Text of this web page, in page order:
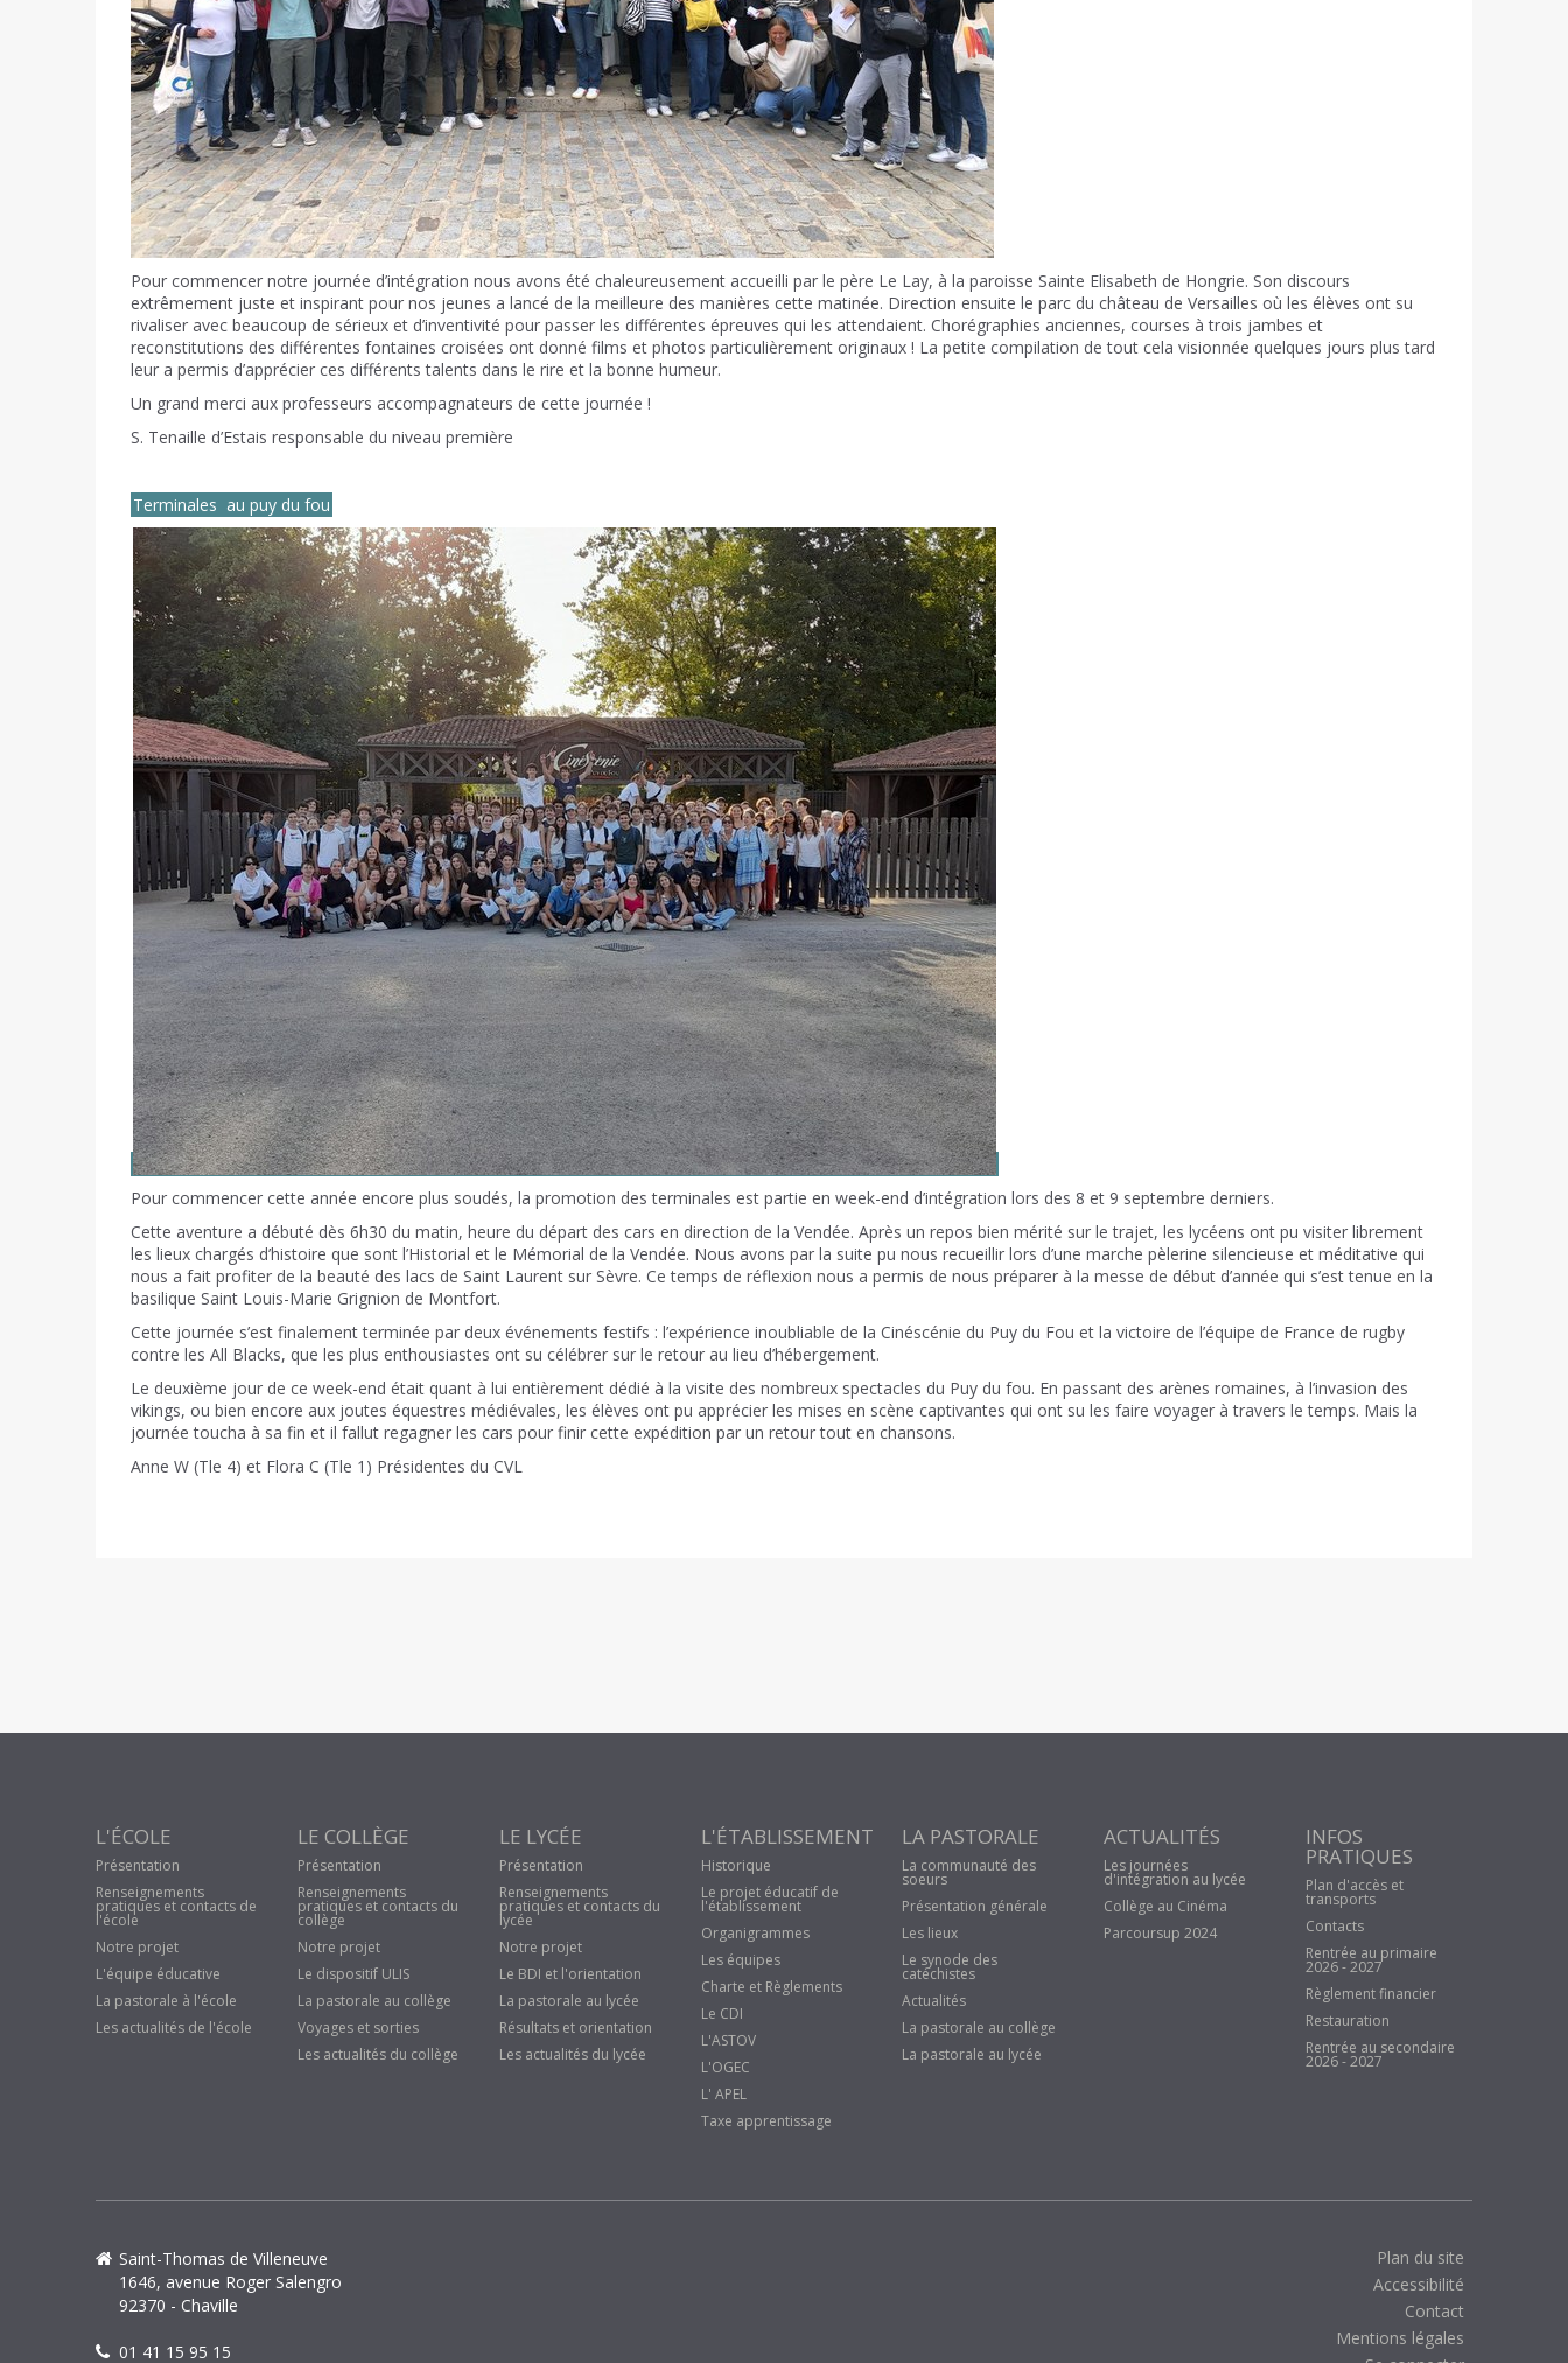
Pour commencer notre journée d’intégration nous avons été chaleureusement accueilli par le père Le Lay, à la paroisse Sainte Elisabeth de Hongrie. Son discours
extrêmement juste et inspirant pour nos jeunes a lancé de la meilleure des manières cette matinée. Direction ensuite le parc du château de Versailles où les élèves ont su
rivaliser avec beaucoup de sérieux et d’inventivité pour passer les différentes épreuves qui les attendaient. Chorégraphies anciennes, courses à trois jambes et
reconstitutions des différentes fontaines croisées ont donné films et photos particulièrement originaux ! La petite compilation de tout cela visionnée quelques jours plus tard
leur a permis d’apprécier ces différents talents dans le rire et la bonne humeur.
Un grand merci aux professeurs accompagnateurs de cette journée !
S. Tenaille d’Estais responsable du niveau première
Terminales au puy du fou
Pour commencer cette année encore plus soudés, la promotion des terminales est partie en week-end d’intégration lors des 8 et 9 septembre derniers.
Cette aventure a débuté dès 6h30 du matin, heure du départ des cars en direction de la Vendée. Après un repos bien mérité sur le trajet, les lycéens ont pu visiter librement
les lieux chargés d’histoire que sont l’Historial et le Mémorial de la Vendée. Nous avons par la suite pu nous recueillir lors d’une marche pèlerine silencieuse et méditative qui
nous a fait profiter de la beauté des lacs de Saint Laurent sur Sèvre. Ce temps de réflexion nous a permis de nous préparer à la messe de début d’année qui s’est tenue en la
basilique Saint Louis-Marie Grignion de Montfort.
Cette journée s’est finalement terminée par deux événements festifs : l’expérience inoubliable de la Cinéscénie du Puy du Fou et la victoire de l’équipe de France de rugby
contre les All Blacks, que les plus enthousiastes ont su célébrer sur le retour au lieu d’hébergement.
Le deuxième jour de ce week-end était quant à lui entièrement dédié à la visite des nombreux spectacles du Puy du fou. En passant des arènes romaines, à l’invasion des
vikings, ou bien encore aux joutes équestres médiévales, les élèves ont pu apprécier les mises en scène captivantes qui ont su les faire voyager à travers le temps. Mais la
journée toucha à sa fin et il fallut regagner les cars pour finir cette expédition par un retour tout en chansons.
Anne W (Tle 4) et Flora C (Tle 1) Présidentes du CVL
L'ÉCOLE
Présentation
Renseignements
pratiques et contacts de
l'école
Notre projet
L'équipe éducative
La pastorale à l'école
Les actualités de l'école
LE COLLÈGE
Présentation
Renseignements
pratiques et contacts du
collège
Notre projet
Le dispositif ULIS
La pastorale au collège
Voyages et sorties
Les actualités du collège
LE LYCÉE
Présentation
Renseignements
pratiques et contacts du
lycée
Notre projet
Le BDI et l'orientation
La pastorale au lycée
Résultats et orientation
Les actualités du lycée
L'ÉTABLISSEMENT
Historique
Le projet éducatif de
l'établissement
Organigrammes
Les équipes
Charte et Règlements
Le CDI
L'ASTOV
L'OGEC
L' APEL
Taxe apprentissage
LA PASTORALE
La communauté des
soeurs
Présentation générale
Les lieux
Le synode des
catéchistes
Actualités
La pastorale au collège
La pastorale au lycée
ACTUALITÉS
Les journées
d'intégration au lycée
Collège au Cinéma
Parcoursup 2024
INFOS
PRATIQUES
Plan d'accès et
transports
Contacts
Rentrée au primaire
2026 - 2027
Règlement financier
Restauration
Rentrée au secondaire
2026 - 2027
Plan du site
Accessibilité
Contact
Mentions légales
Saint-Thomas de Villeneuve
1646, avenue Roger Salengro
92370 - Chaville
01 41 15 95 15